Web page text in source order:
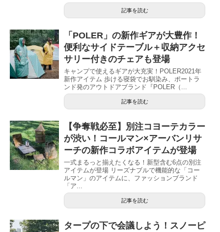
記事を読む
「POLER」の新作ギアが大豊作！
便利なサイドテーブル＋収納アクセ
サリー付きのチェアも登場
キャンプで使えるギアが大充実！POLER2021年
新作アイテム 歩ける寝袋でお馴染み、ポートラ
ンド発のアウトドアブランド『POLER（...
記事を読む
【争奪戦必至】別注コヨーテカラー
が渋い！コールマン×アーバンリサ
ーチの新作コラボアイテムが登場
一式まるっと揃えたくなる！新型含む6点の別注
アイテムが登場 リーズナブルで機能的な「コー
ルマン」のアイテムに、ファッションブランド
「ア...
記事を読む
タープの下で会議しよう！スノーピ